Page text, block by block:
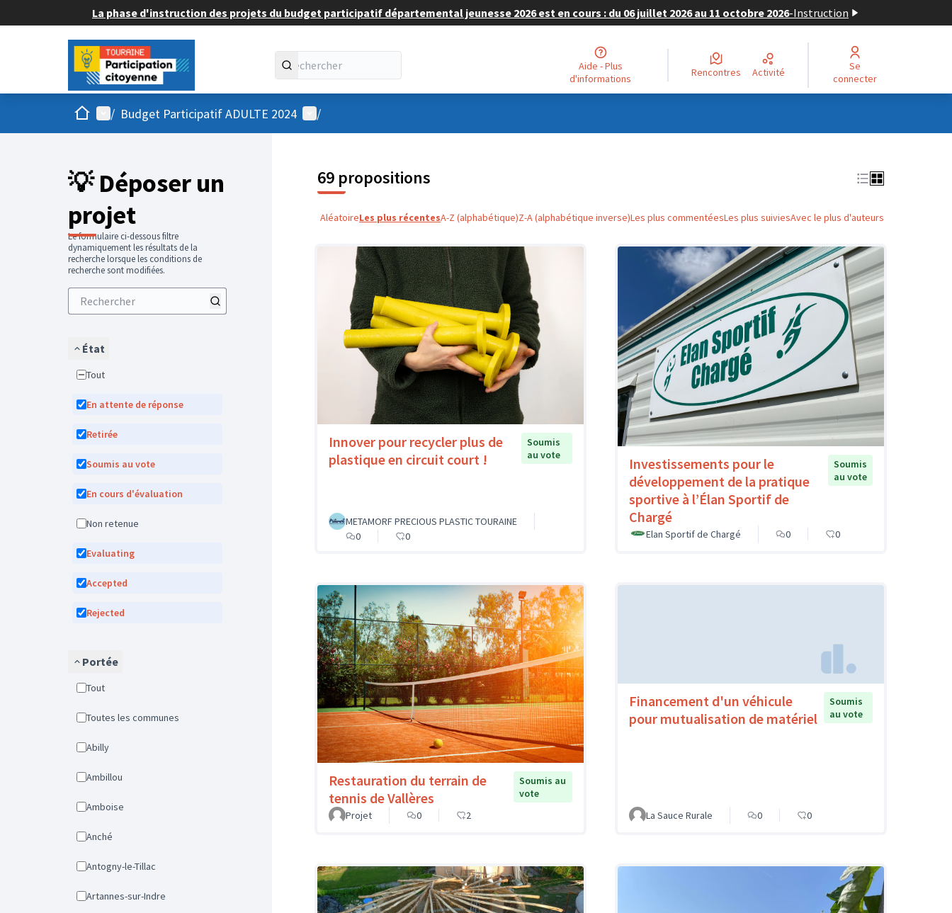
La phase d'instruction des projets du budget participatif départemental jeunesse 2026 est en cours : du 06 juillet 2026 au 11 octobre 2026-Instruction
Aide - Plus
d'informations
Rencontres Activité
Se
connecter
AccueilMenu principal
/ Budget Participatif ADULTE 2024 Menu utilisateur
/
💡 Déposer un
projet
Le formulaire ci-dessous filtre
dynamiquement les résultats de la
recherche lorsque les conditions de
recherche sont modifiées.
État
Tout
En attente de réponse
Retirée
Soumis au vote
En cours d'évaluation
Non retenue
Evaluating
Accepted
Rejected
Portée
Tout
Toutes les communes
Abilly
Ambillou
Amboise
Anché
Antogny-le-Tillac
Artannes-sur-Indre
69 propositions
AléatoireLes plus récentesA-Z (alphabétique)Z-A (alphabétique inverse)Les plus commentéesLes plus suiviesAvec le plus d'auteurs
Innover pour recycler plus de
plastique en circuit court !
Soumis
au vote
METAMORF PRECIOUS PLASTIC TOURAINE
0
0
Investissements pour le
développement de la pratique
sportive à l’Élan Sportif de
Chargé
Soumis
au vote
Elan Sportif de Chargé 0 0
Restauration du terrain de
tennis de Vallères
Soumis au
vote
Projet
0 2
Financement d'un véhicule
pour mutualisation de matériel
Soumis
au vote
La Sauce Rurale 0 0